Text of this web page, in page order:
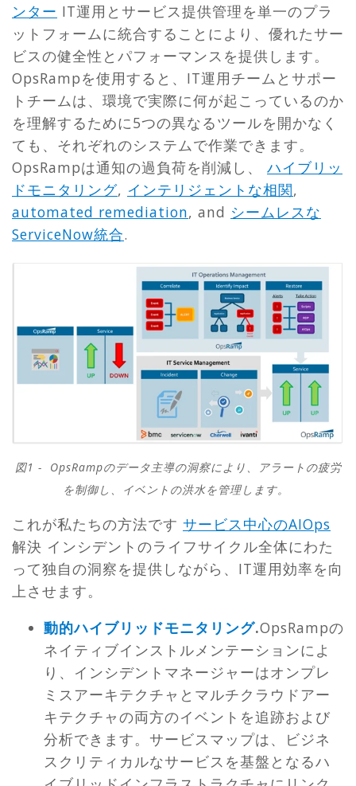
ンター IT運用とサービス提供管理を単一のプラ
ットフォームに統合することにより、優れたサー
ビスの健全性とパフォーマンスを提供します。
OpsRampを使用すると、IT運用チームとサポー
トチームは、環境で実際に何が起こっているのか
を理解するために5つの異なるツールを開かなく
ても、それぞれのシステムで作業できます。
OpsRampは通知の過負荷を削減し、 ハイブリッ
ドモニタリング, インテリジェントな相関,
automated remediation, and シームレスな
ServiceNow統合.
図1 - OpsRampのデータ主導の洞察により、アラートの疲労
を制御し、イベントの洪水を管理します。
これが私たちの方法です サービス中心のAIOps
解決 インシデントのライフサイクル全体にわた
って独自の洞察を提供しながら、IT運用効率を向
上させます。
動的ハイブリッドモニタリング.OpsRampの
ネイティブインストルメンテーションによ
り、インシデントマネージャーはオンプレ
ミスアーキテクチャとマルチクラウドアー
キテクチャの両方のイベントを追跡および
分析できます。サービスマップは、ビジネ
スクリティカルなサービスを基盤となるハ